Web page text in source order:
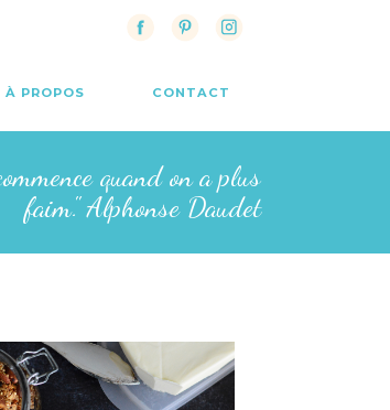
À PROPOS CONTACT
quand on a plus
faim." Alphonse Daudet